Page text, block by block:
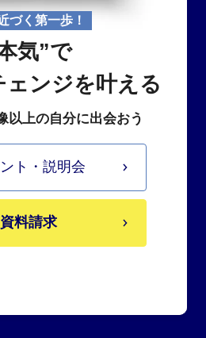
づく第一歩！
気”で
ンジを叶える
以上の自分に出会おう
ト・説明会
資料請求